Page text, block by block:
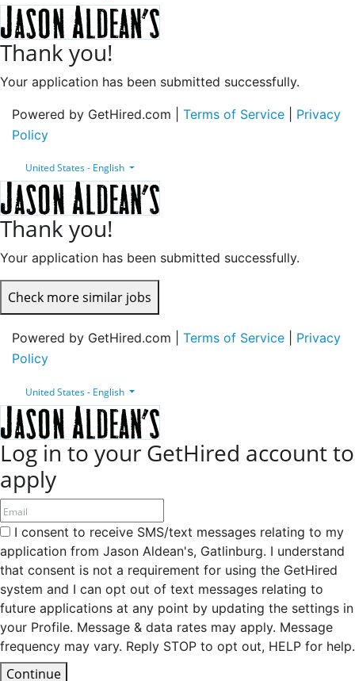
Thank you!
Your application has been submitted successfully.
Powered by GetHired.com | Terms of Service
Privacy
Policy
United States - English
Thank you!
Your application has been submitted successfully.
Check more similar jobs
Powered by GetHired.com | Terms of Service
Privacy
Policy
United States - English
Log in to your GetHired account to
apply
I consent to receive SMS/text messages relating to my
application from Jason Aldean's, Gatlinburg. I understand
that consent is not a requirement for using the GetHired
system and I can opt out of text messages relating to
future applications at any point by updating the settings in
your Profile. Message & data rates may apply. Message
frequency may vary. Reply STOP to opt out, HELP for help.
Continue